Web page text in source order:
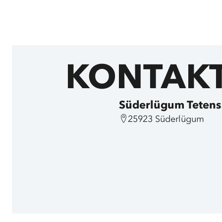
Süderlügum Tetens
25923 Süderlügum